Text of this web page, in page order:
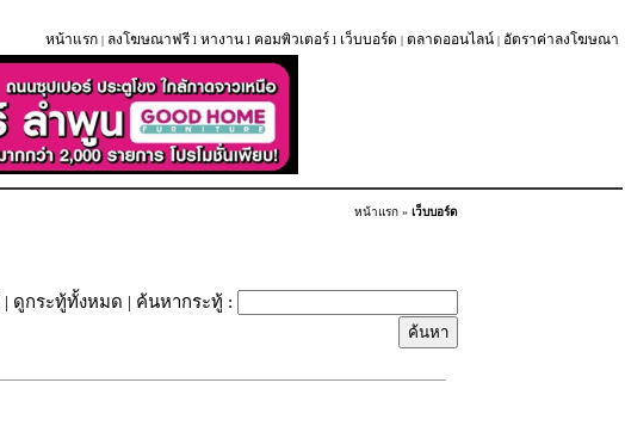
หน้าแรก | ลงโฆษณาฟรี l หางาน l คอมพิวเตอร์ l เว็บบอร์ด | ตลาดออนไลน์ | อัตราค่าลงโฆษณา
หน้าแรก » เว็บบอร์ด
| ดูกระทู้ทั้งหมด | ค้นหากระทู้ :